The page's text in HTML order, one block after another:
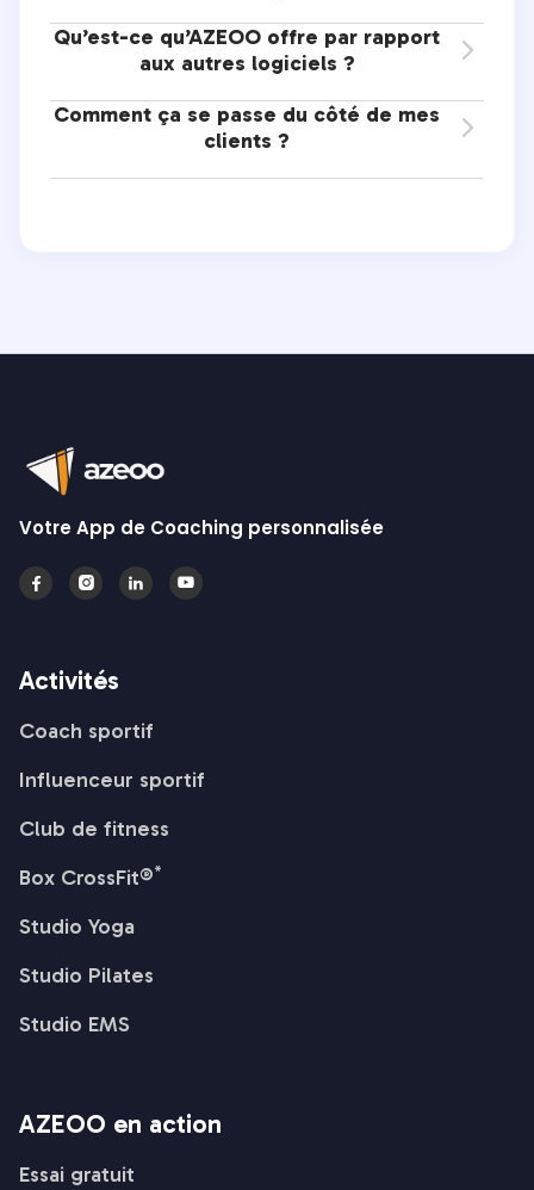
Qu’est-ce qu’AZEOO offre par rapport
aux autres logiciels ?

Comment ça se passe du côté de mes
clients ?

Votre App de Coaching personnalisée
   
Activités
Coach sportif
Influenceur sportif
Club de fitness
Box CrossFit®*
Studio Yoga
Studio Pilates
Studio EMS
AZEOO en action
Essai gratuit